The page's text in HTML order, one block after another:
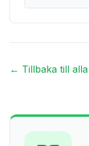
← Tillbaka till